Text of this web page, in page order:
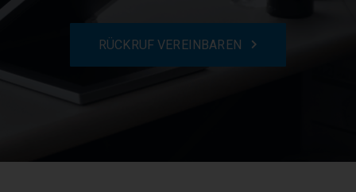
RÜCKRUF VEREINBAREN